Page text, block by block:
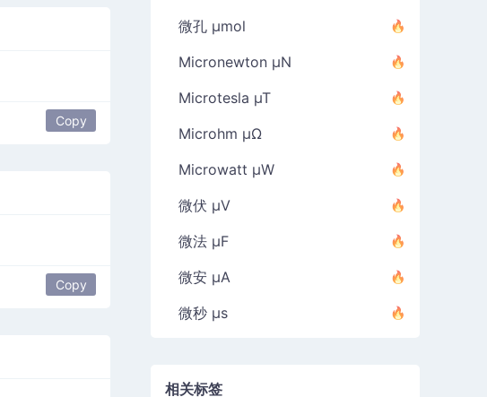
Copy
Copy
微孔 µmol
Micronewton µN
Microtesla µT
Microhm µΩ
Microwatt µW
微伏 µV
微法 µF
微安 µA
微秒 µs
相关标签